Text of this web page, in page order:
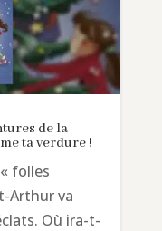
de la
ta verdure !
folles
Arthur va
Où ira-t-